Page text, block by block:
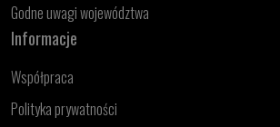
Godne uwagi województwa
Informacje
Współpraca
Polityka prywatności